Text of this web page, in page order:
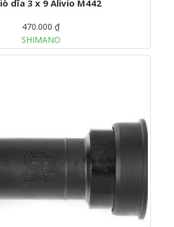
dĩa 3 x 9 Alivio M442
470.000 ₫
SHIMANO